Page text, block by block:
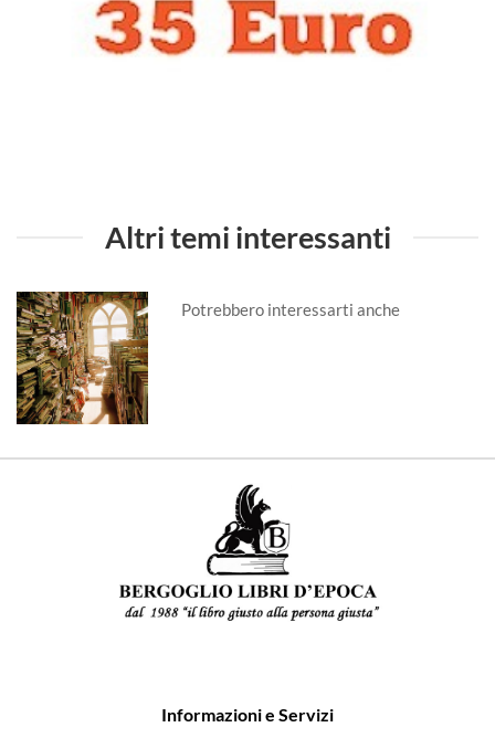
Altri temi interessanti
Potrebbero interessarti anche
Informazioni e Servizi